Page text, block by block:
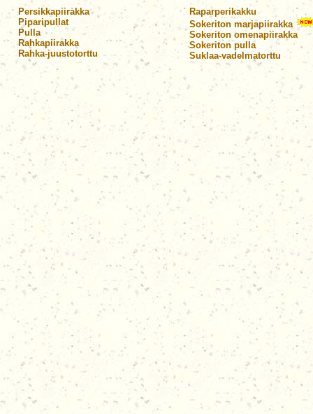
Persikkapiirakka
Piparipullat
Pulla
Rahkapiirakka
Rahka-juustotorttu
Raparperikakku
Sokeriton marjapiirakka
Sokeriton omenapiirakka
Sokeriton pulla
Suklaa-vadelmatorttu